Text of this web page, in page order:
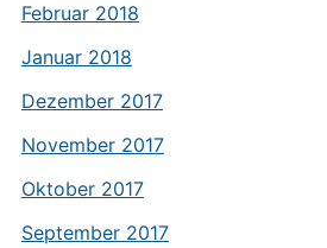
Februar 2018
Januar 2018
Dezember 2017
November 2017
Oktober 2017
September 2017